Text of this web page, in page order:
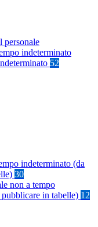
personale
indeterminato
52
indeterminato (da
30
non a tempo
in tabelle) 12